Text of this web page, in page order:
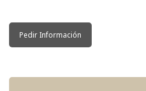
Pedir Información